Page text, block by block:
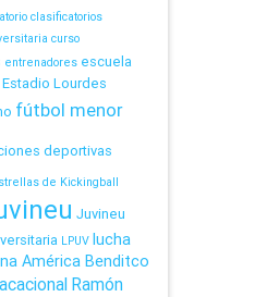
clasificatorios
curso
entrenadores escuela
Estadio Lourdes
fútbol menor
deportivas
de Kickingball
Juvineu
LPUV lucha
América Benditco
Ramón